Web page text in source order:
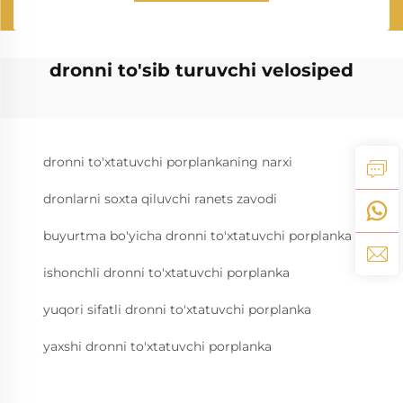
dronni to'sib turuvchi velosiped
dronni to'xtatuvchi porplankaning narxi
dronlarni soxta qiluvchi ranets zavodi
buyurtma bo'yicha dronni to'xtatuvchi porplanka
ishonchli dronni to'xtatuvchi porplanka
yuqori sifatli dronni to'xtatuvchi porplanka
yaxshi dronni to'xtatuvchi porplanka